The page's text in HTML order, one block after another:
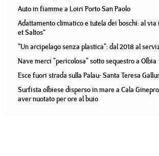
Auto in fiamme a Loiri Porto San Paolo
Adattamento climatico e tutela dei boschi: al via
et Saltos”
"Un arcipelago senza plastica": dal 2018 al
Nave merci "pericolosa" sotto sequestro a Olbia
Esce fuori strada sulla Palau- Santa Teresa
Surfista olbiese disperso in mare a Cala
aver nuotato per ore al buio